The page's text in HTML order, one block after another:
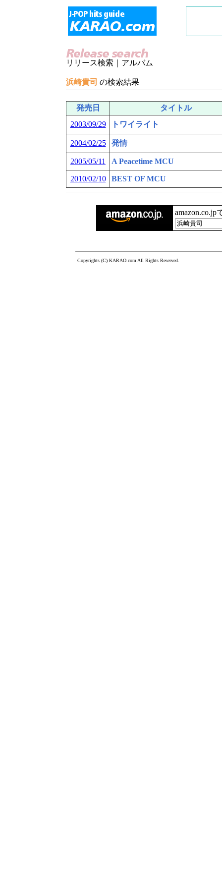
リリース検索｜アルバム
浜崎貴司 の検索結果
発売日
タイトル
2003/09/29
トワイライト
2004/02/25 発情
2005/05/11 A Peacetime MCU
2010/02/10 BEST OF MCU
amazon.co.jp
Copyrights (C) KARAO.com All Rights Reserved.